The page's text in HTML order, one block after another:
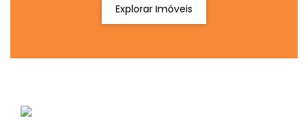
Explorar Imóveis